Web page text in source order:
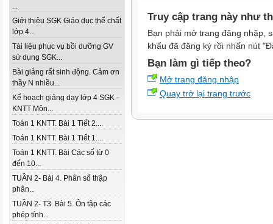
...
Giới thiệu SGK Giáo dục thể chất
lớp 4...
Tài liệu phục vụ bồi dưỡng GV
sử dụng SGK...
Bài giảng rất sinh động. Cảm ơn
thầy N nhiều...
Kế hoạch giảng dạy lớp 4 SGK -
KNTT Môn...
Toán 1 KNTT. Bài 1 Tiết 2....
Toán 1 KNTT. Bài 1 Tiết 1....
Toán 1 KNTT. Bài Các số từ 0
đến 10...
TUẦN 2- Bài 4. Phân số thập
phân...
TUẦN 2- T3. Bài 5. Ôn tập các
phép tính...
Truy cập trang này như
Bạn phải mở trang đăng nhập,
khẩu đã đăng ký rồi nhấn nút
Bạn làm gì tiếp theo?
Mở trang đăng nhập
Quay trở lại trang trước